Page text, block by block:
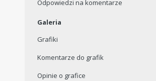
Odpowiedzi na komentarze
Galeria
Grafiki
Komentarze do grafik
Opinie o grafice